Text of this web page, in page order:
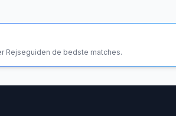
Rejseguiden de bedste matches.